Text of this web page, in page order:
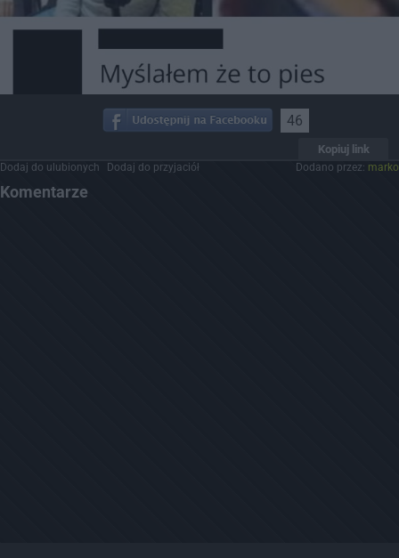
46
Kopiuj link
Dodaj do ulubionych Dodaj do przyjaciół Dodano przez: marko
Komentarze